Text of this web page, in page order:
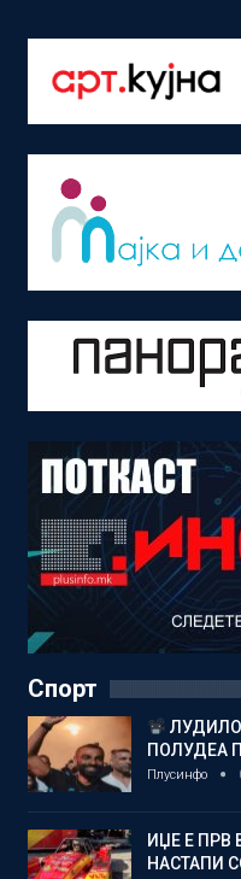
Спорт
ЛУДИЛО
ПОЛУДЕА
Плусинфо
ИЏЕ Е ПРВ
НАСТАПИ